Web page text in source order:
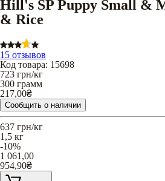
Hill's SP Puppy Small &
& Rice
15 отзывов
Код товара: 15698
723 грн/кг
300 грамм
217,00₴
Сообщить о наличии
637 грн/кг
1,5 кг
-10%
1 061,00
954,90₴